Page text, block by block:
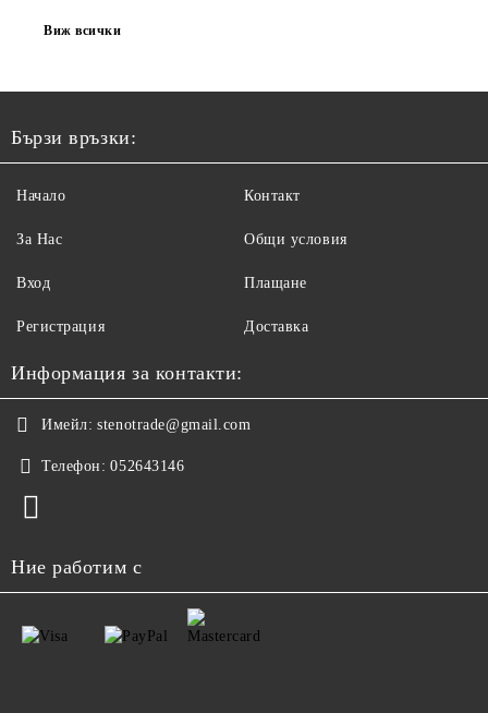
Виж всички
Бързи връзки:
Начало
За Нас
Вход
Регистрация
Контакт
Общи условия
Плащане
Доставка
Информация за контакти:
Имейл: stenotrade@gmail.com
Телефон: 052643146
Ние работим с